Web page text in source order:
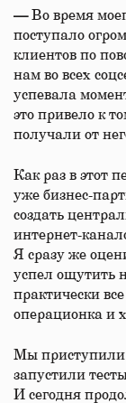
—Во время
поступало
клиентов по
нам во всех
успевала
это привело к
получали от
Как раз в этот
уже бизнес-
создать
интернет-
Я сразу же
успел ощутить
практически
операционка и
Мы
запустили
И сегодня